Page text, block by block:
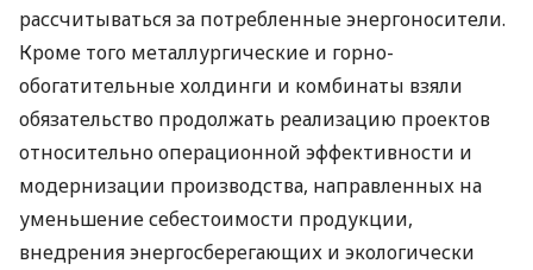
рассчитываться за потребленные энергоносители.
Кроме того металлургические и горно-
обогатительные холдинги и комбинаты взяли
обязательство продолжать реализацию проектов
относительно операционной эффективности и
модернизации производства, направленных на
уменьшение себестоимости продукции,
внедрения энергосберегающих и экологически